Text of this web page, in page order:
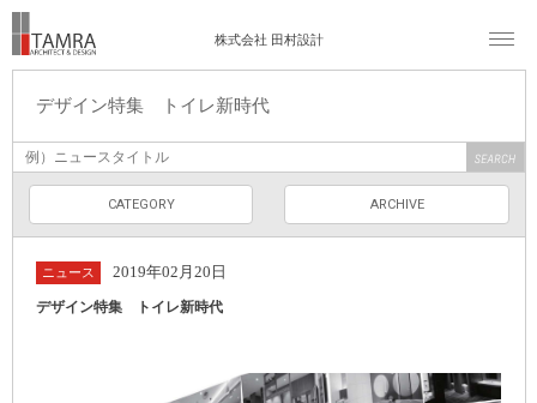
株式会社 田村設計
デザイン特集 トイレ新時代
CATEGORY ARCHIVE
ニュース 2019年02月20日
デザイン特集 トイレ新時代